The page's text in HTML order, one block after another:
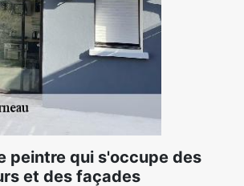
peintre qui s'occupe des
et des façades